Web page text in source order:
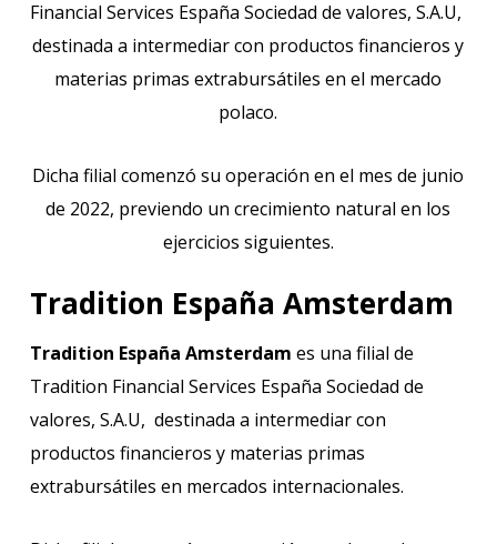
Financial Services España Sociedad de valores, S.A.U,
destinada a intermediar con productos financieros y
materias primas extrabursátiles en el mercado
polaco.
Dicha filial comenzó su operación en el mes de junio
de 2022, previendo un crecimiento natural en los
ejercicios siguientes.
Tradition España Amsterdam
Tradition España Amsterdam es una filial de
Tradition Financial Services España Sociedad de
valores, S.A.U, destinada a intermediar con
productos financieros y materias primas
extrabursátiles en mercados internacionales.